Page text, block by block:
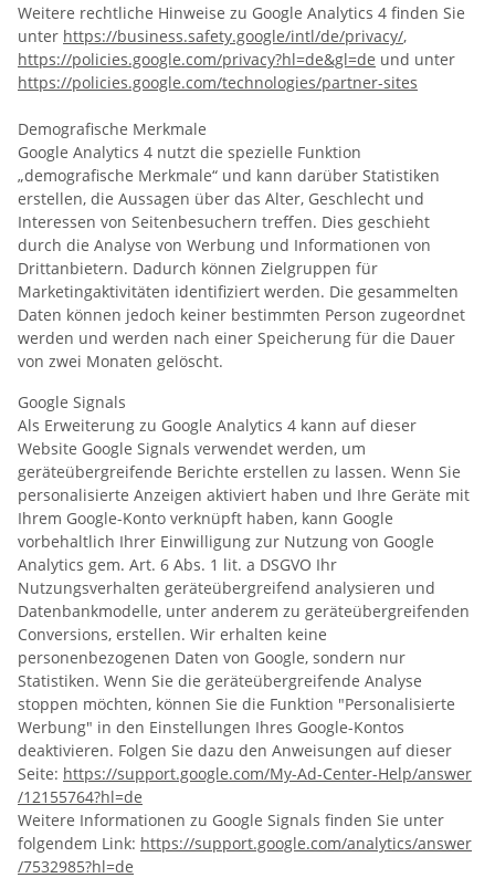
Weitere rechtliche Hinweise zu Google Analytics 4 finden Sie
unter https://business.safety.google/intl/de/privacy/,
https://policies.google.com/privacy?hl=de&gl=de und unter
https://policies.google.com/technologies/partner-sites
Demografische Merkmale
Google Analytics 4 nutzt die spezielle Funktion
„demografische Merkmale“ und kann darüber Statistiken
erstellen, die Aussagen über das Alter, Geschlecht und
Interessen von Seitenbesuchern treffen. Dies geschieht
durch die Analyse von Werbung und Informationen von
Drittanbietern. Dadurch können Zielgruppen für
Marketingaktivitäten identifiziert werden. Die gesammelten
Daten können jedoch keiner bestimmten Person zugeordnet
werden und werden nach einer Speicherung für die Dauer
von zwei Monaten gelöscht.
Google Signals
Als Erweiterung zu Google Analytics 4 kann auf dieser
Website Google Signals verwendet werden, um
geräteübergreifende Berichte erstellen zu lassen. Wenn Sie
personalisierte Anzeigen aktiviert haben und Ihre Geräte mit
Ihrem Google-Konto verknüpft haben, kann Google
vorbehaltlich Ihrer Einwilligung zur Nutzung von Google
Analytics gem. Art. 6 Abs. 1 lit. a DSGVO Ihr
Nutzungsverhalten geräteübergreifend analysieren und
Datenbankmodelle, unter anderem zu geräteübergreifenden
Conversions, erstellen. Wir erhalten keine
personenbezogenen Daten von Google, sondern nur
Statistiken. Wenn Sie die geräteübergreifende Analyse
stoppen möchten, können Sie die Funktion "Personalisierte
Werbung" in den Einstellungen Ihres Google-Kontos
deaktivieren. Folgen Sie dazu den Anweisungen auf dieser
Seite: https://support.google.com/My-Ad-Center-Help/answer
/12155764?hl=de
Weitere Informationen zu Google Signals finden Sie unter
folgendem Link: https://support.google.com/analytics/answer
/7532985?hl=de